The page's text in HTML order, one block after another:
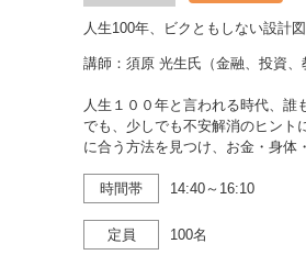
人生100年、ビクともしない設計
講師：須原 光生氏（金融、投資、
人生１００年と言われる時代、
でも、少しでも不安解消のヒント
に合う方法を見つけ、お金・身体
時間帯 14:40～16:10
定員 100名